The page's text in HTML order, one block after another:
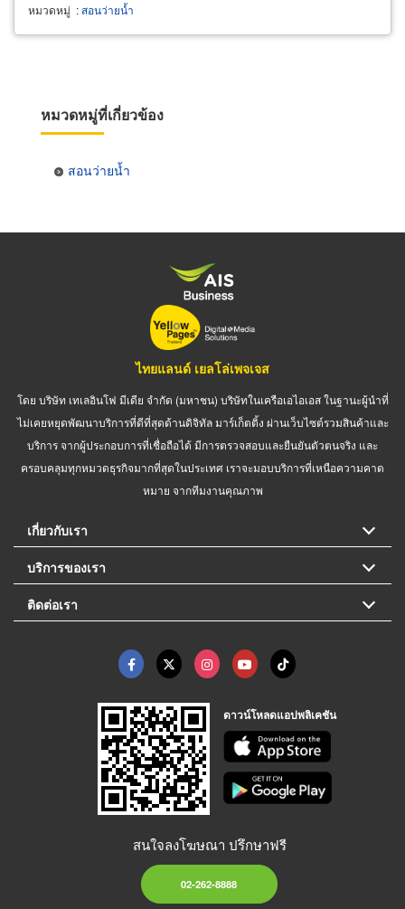
หมวดหมู่ :สอนว่ายน้ำ
หมวดหมู่ที่เกี่ยวข้อง
สอนว่ายน้ำ
ไทยแลนด์ เยลโล่เพจเจส
โดย บริษัท เทเลอินโฟ มีเดีย จำกัด (มหาชน) บริษัทในเครือเอไอเอส ในฐานะผู้นำที่
ไม่เคยหยุดพัฒนาบริการที่ดีที่สุดด้านดิจิทัล มาร์เก็ตติ้ง ผ่านเว็บไซต์รวมสินค้าและ
บริการ จากผู้ประกอบการที่เชื่อถือได้ มีการตรวจสอบและยืนยันตัวตนจริง และ
ครอบคลุมทุกหมวดธุรกิจมากที่สุดในประเทศ เราจะมอบบริการที่เหนือความคาด
หมาย จากทีมงานคุณภาพ
เกี่ยวกับเรา
บริการของเรา
ติดต่อเรา
ดาวน์โหลดแอปพลิเคชัน
สนใจลงโฆษณา ปรึกษาฟรี
02-262-8888